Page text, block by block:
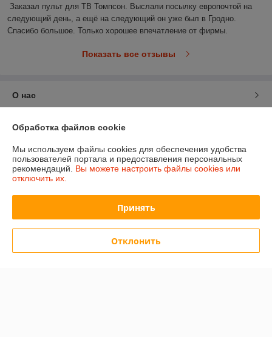
Заказал пульт для ТВ Томпсон. Выслали посылку европочтой на
следующий день, а ещё на следующий он уже был в Гродно.
Спасибо большое. Только хорошее впечатление от фирмы.
Показать все отзывы
О нас
Контакты
Доставка и оплата
График работы
Политика обработки cookies
Обработка файлов cookie
Мы используем файлы cookies для обеспечения удобства
пользователей портала и предоставления персональных
рекомендаций. Вы можете настроить файлы cookies или
отключить их.
Принять
Отклонить